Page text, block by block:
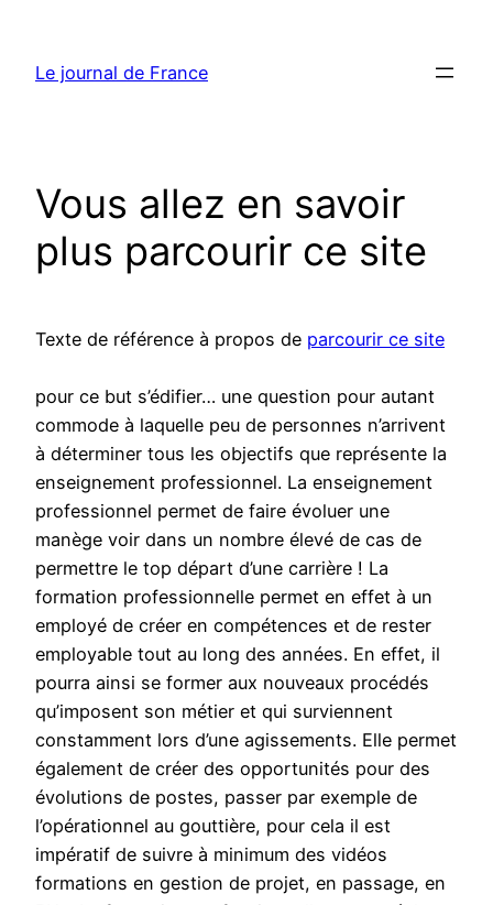
contenu
Le journal de France
Vous allez en savoir
plus parcourir ce site
Texte de référence à propos de parcourir ce site
pour ce but s’édifier… une question pour autant
commode à laquelle peu de personnes n’arrivent
à déterminer tous les objectifs que représente la
enseignement professionnel. La enseignement
professionnel permet de faire évoluer une
manège voir dans un nombre élevé de cas de
permettre le top départ d’une carrière ! La
formation professionnelle permet en effet à un
employé de créer en compétences et de rester
employable tout au long des années. En effet, il
pourra ainsi se former aux nouveaux procédés
qu’imposent son métier et qui surviennent
constamment lors d’une agissements. Elle permet
également de créer des opportunités pour des
évolutions de postes, passer par exemple de
l’opérationnel au gouttière, pour cela il est
impératif de suivre à minimum des vidéos
formations en gestion de projet, en passage, en